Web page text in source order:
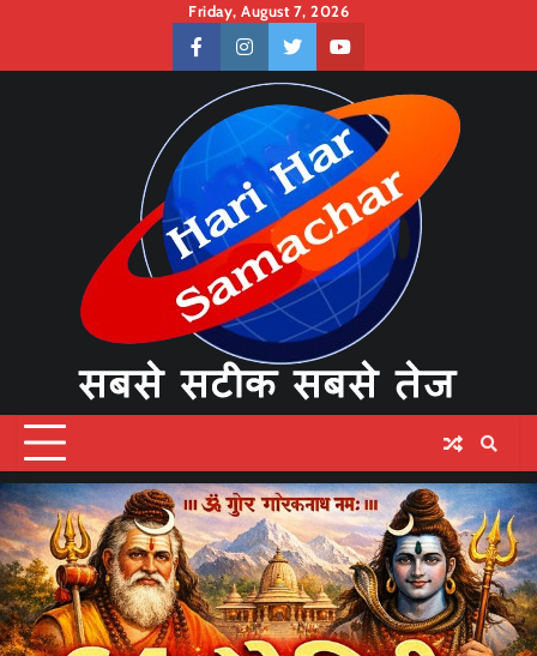
content
Friday, August 7, 2026
facebookinstagramtwitteryoutube